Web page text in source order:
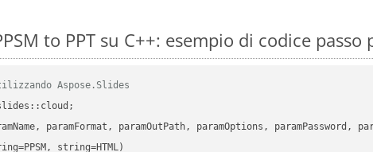
to PPT su C++: esempio di codice passo
Aspose.Slides
paramFormat, paramOutPath, paramOptions,